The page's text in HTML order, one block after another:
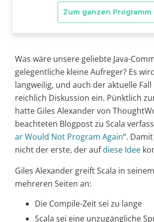
Was wäre unsere geliebte Java-
gelegentliche kleine Aufreger? Es
langweilig, und auch der aktuelle Fall
reichlich Diskussion ein. Pünktlich
hatte Giles Alexander von
beachteten Blogpost zu Scala
ar Would Not Program Again“.
nicht der erste, der aufdiese Idee
Giles Alexander greift Scala in
mehreren Seiten an:
Die Compile-Zeit sei zu lange
Scala sei eine unzugängliche